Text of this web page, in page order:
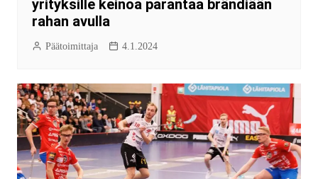
yrityksille keinoa parantaa brändiään
rahan avulla
Päätoimittaja 4.1.2024